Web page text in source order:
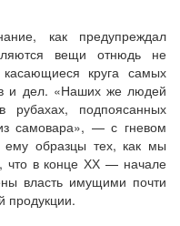
как предупреждал
вещи отнюдь не
касающиеся круга самых
и дел. «Наших же людей
подпоясанных
самовара», — с гневом
образцы тех, как мы
что в конце ХХ — начале
власть имущими почти
продукции.